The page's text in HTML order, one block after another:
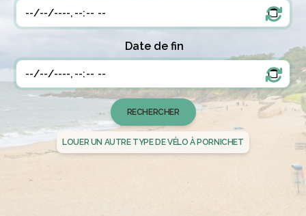
Date de fin
LOUER UN AUTRE TYPE DE VÉLO À PORNICHET